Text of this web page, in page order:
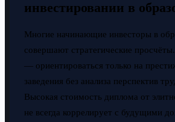
инвестировании в
Многие начинающие инвесторы в
совершают стратегические
— ориентироваться только на
заведения без анализа перспектив
Высокая стоимость диплома от
не всегда коррелирует с будущими